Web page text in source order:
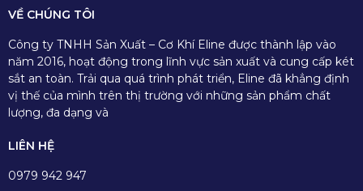
VỀ CHÚNG TÔI
Công ty TNHH Sản Xuất – Cơ Khí Eline được thành lập vào
năm 2016, hoạt động trong lĩnh vực sản xuất và cung cấp két
sắt an toàn. Trải qua quá trình phát triển, Eline đã khẳng định
vị thế của mình trên thị trường với những sản phẩm chất
lượng, đa dạng và
LIÊN HỆ
0979 942 947